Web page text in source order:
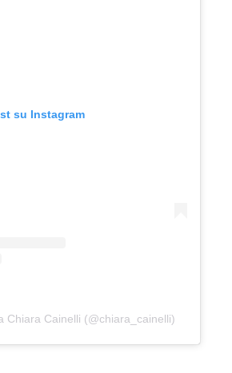
su Instagram
Chiara Cainelli (@chiara_cainelli)